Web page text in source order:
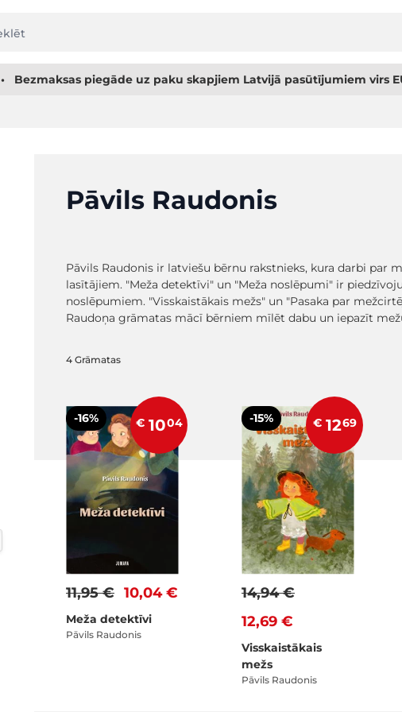
• Bezmaksas piegāde uz paku skapjiem Latvijā pasūtījumiem virs
Pāvils Raudonis
Pāvils Raudonis ir latviešu bērnu rakstnieks, kura darbi par
lasītājiem. "Meža detektīvi" un "Meža noslēpumi" ir
noslēpumiem. "Visskaistākais mežs" un "Pasaka par
Raudoņa grāmatas mācī bērniem mīlēt dabu un iepazīt
4 Grāmatas
-16% € 1004
10,04 €
11,95 €
Meža detektīvi
Pāvils Raudonis
-15% € 1269
12,69 €
14,94 €
Visskaistākais
mežs
Pāvils Raudonis